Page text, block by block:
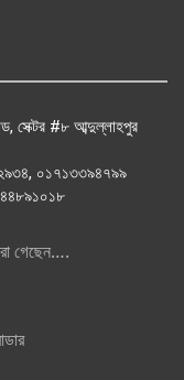
সেক্টর #৮ আব্দুল্লাহপুর
০১৭১৩৩৯৪৭৯৯
গেছেন….